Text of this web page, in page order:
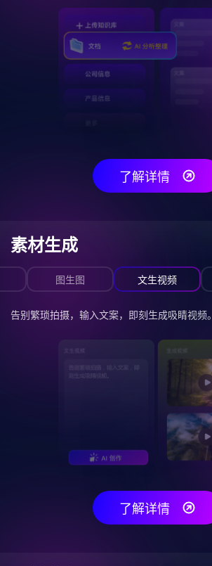
了解详情
素材生成
图生图 文生视频
告别繁琐拍摄，输入文案，即刻生成吸睛视频。
了解详情